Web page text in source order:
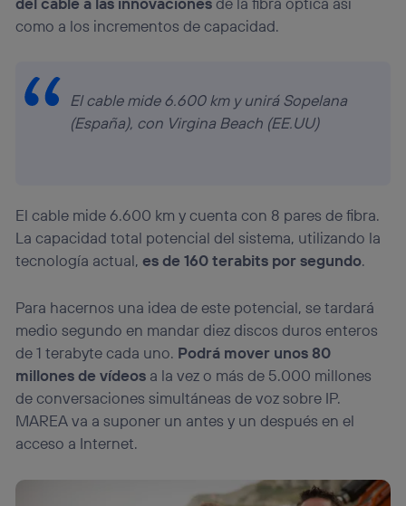
como a los incrementos de capacidad.
El cable mide 6.600 km y unirá Sopelana
(España), con Virgina Beach (EE.UU)
El cable mide 6.600 km y cuenta con 8 pares de fibra.
La capacidad total potencial del sistema, utilizando la
tecnología actual,es de 160 terabits por segundo.
Para hacernos una idea de este potencial, se tardará
medio segundo en mandar diez discos duros enteros
de 1 terabyte cada uno. Podrá mover unos 80
millones de vídeos a la vez o más de 5.000 millones
de conversaciones simultáneas de voz sobre IP.
MAREA va a suponer un antes y un después en el
acceso a Internet.